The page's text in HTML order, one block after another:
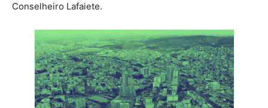
Conselheiro Lafaiete.